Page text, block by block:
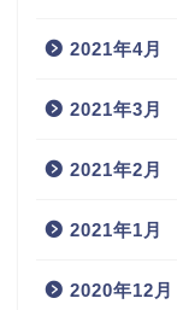
2021年4月
2021年3月
2021年2月
2021年1月
2020年12月